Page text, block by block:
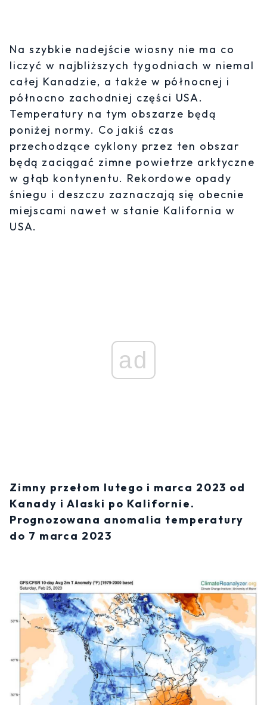
Na szybkie nadejście wiosny nie ma co
liczyć w najbliższych tygodniach w niemal
całej Kanadzie, a także w północnej i
północno zachodniej części USA.
Temperatury na tym obszarze będą
poniżej normy. Co jakiś czas
przechodzące cyklony przez ten obszar
będą zaciągać zimne powietrze arktyczne
w głąb kontynentu. Rekordowe opady
śniegu i deszczu zaznaczają się obecnie
miejscami nawet w stanie Kalifornia w
USA.
ad
Zimny przełom lutego i marca 2023 od
Kanady i Alaski po Kalifornie.
Prognozowana anomalia temperatury
do 7 marca 2023